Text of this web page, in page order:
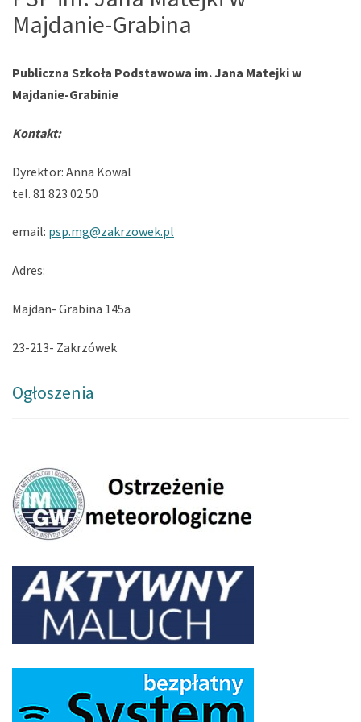
Majdanie-Grabina
Publiczna Szkoła Podstawowa im. Jana Matejki w
Majdanie-Grabinie
Kontakt:
Dyrektor: Anna Kowal
tel. 81 823 02 50
email: psp.mg@zakrzowek.pl
Adres:
Majdan- Grabina 145a
23-213- Zakrzówek
Ogłoszenia